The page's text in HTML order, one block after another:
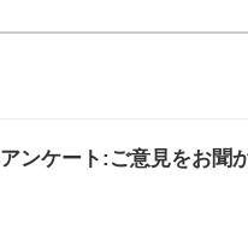
アンケート:ご意見をお聞